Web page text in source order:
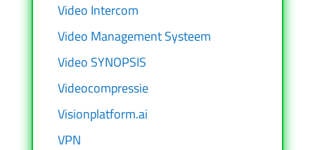
Video Intercom
Video Management Systeem
Video SYNOPSIS
Videocompressie
Visionplatform.ai
VPN